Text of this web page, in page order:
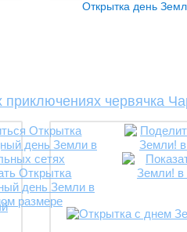
Открытка день